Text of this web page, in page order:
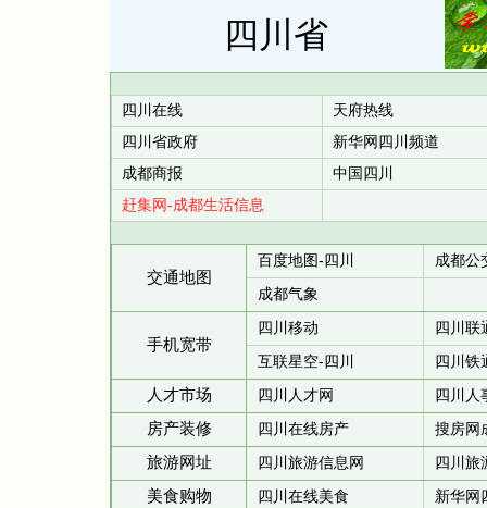
四川省
四川在线
天府热线
四川省政府
新华网四川频道
成都商报
中国四川
赶集网-成都生活信息
交通地图
百度地图-四川
成都公
成都气象
手机宽带
四川移动
四川联
互联星空-四川
四川铁
人才市场 四川人才网 四川人
房产装修 四川在线房产 搜房网
旅游网址 四川旅游信息网 四川旅
美食购物 四川在线美食 新华网